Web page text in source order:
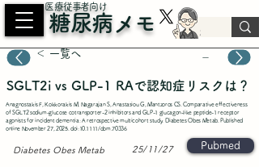
​医療従事者向け
糖尿病メモ
＜ 一覧へ －
SGLT2i vs GLP-1 RAで認知症リスクは？
Anagnostakis F, Kokkorakis M, Nagarajan S, Anastasiou G, Mantzoros CS. Comparative effectiveness
of SGLT2 sodium-glucose cotransporter-2 inhibitors and GLP-1 glucagon-like peptide-1 receptor
agonists for incident dementia: A retrospective multicohort study. Diabetes Obes Metab. Published
online November 27, 2025. doi:10.1111/dom.70336
25/11/27
Diabetes Obes Metab Pubmed